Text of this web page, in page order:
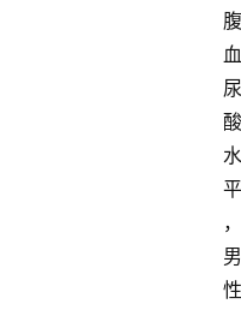
腹
血
尿
酸
水
平
，
男
性